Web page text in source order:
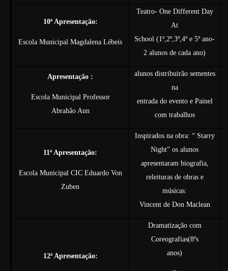
10ª Apresentação:
Escola Municipal Magdalena Lébeis
Teatro- One Different Day
At
School (1º,2º,3º,4º e 5º ano-
2 alunos de cada ano)
Apresentação :
Escola Municipal Professor
Abrahão Aun
alunos distribuirão sementes
na
entrada do evento e Painel
com trabalhos
11ª Apresentação:
Escola Municipal CIC Eduardo Von
Zuben
Inspirados na obra: “ Starry
Night” os alunos
apresentaram biografia,
releituras de obras e
músicas:
Vincent de Don Maclean
12ª Apresentação:
Dramatização com
Coreografias(8ºs
anos)